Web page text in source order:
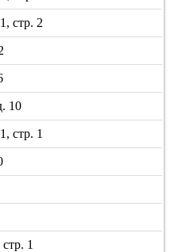
стр. 2
10
стр. 1
1